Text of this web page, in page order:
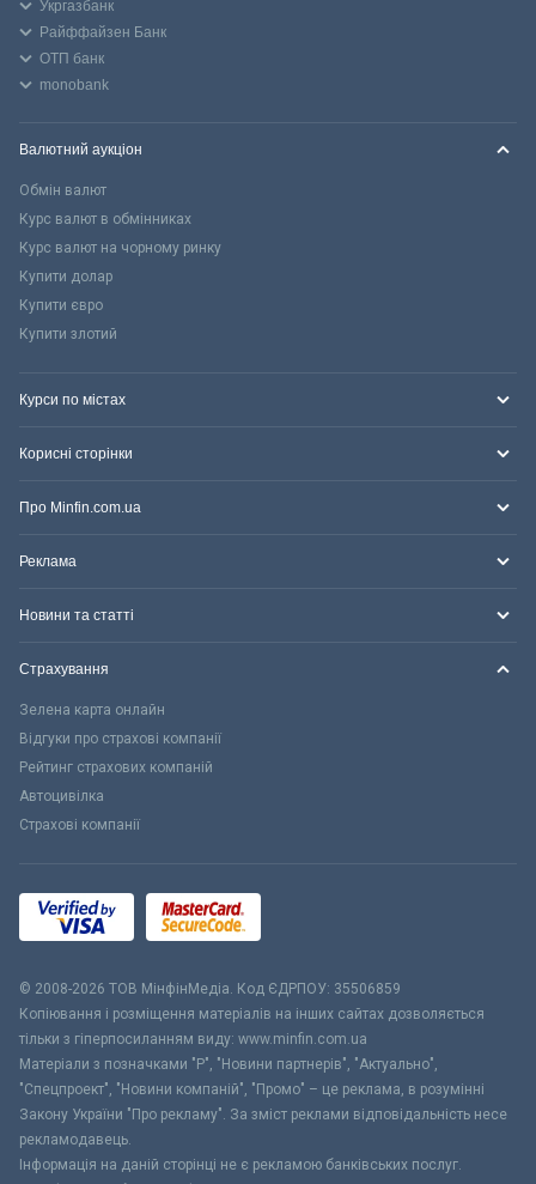
Укргазбанк
Райффайзен Банк
ОТП банк
monobank
Валютний аукціон
Обмін валют
Курс валют в обмінниках
Курс валют на чорному ринку
Купити долар
Купити євро
Купити злотий
Курси по містах
Корисні сторінки
Про Minfin.com.ua
Реклама
Новини та статті
Страхування
Зелена карта онлайн
Відгуки про страхові компанії
Рейтинг страхових компаній
Автоцивілка
Страхові компанії
© 2008-2026 ТОВ МiнфiнМедiа. Код ЄДРПОУ: 35506859
Копіювання і розміщення матеріалів на інших сайтах дозволяється
тільки з гіперпосиланням виду: www.minfin.com.ua
Матеріали з позначками "Р", "Новини партнерів", "Актуально",
"Спецпроект", "Новини компаній", "Промо" – це реклама, в розумінні
Закону України "Про рекламу". За зміст реклами відповідальність несе
рекламодавець.
Інформація на даній сторінці не є рекламою банківських послуг.